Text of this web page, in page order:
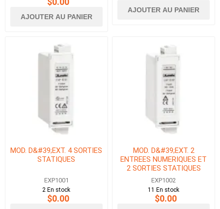
AJOUTER AU PANIER
AJOUTER AU PANIER
MOD. D&#39;EXT. 4 SORTIES
STATIQUES
EXP1001
2 En stock
$0.00
MOD. D&#39;EXT. 2
ENTREES NUMERIQUES ET
2 SORTIES STATIQUES
EXP1002
11 En stock
$0.00